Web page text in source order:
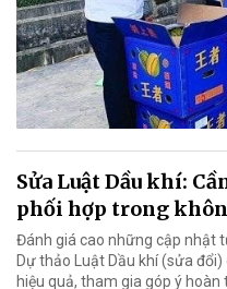
Sửa Luật Dầu khí:
phối hợp trong
Đánh giá cao những cập nhật
Dự thảo Luật Dầu khí (sửa
hiệu quả, tham gia góp ý